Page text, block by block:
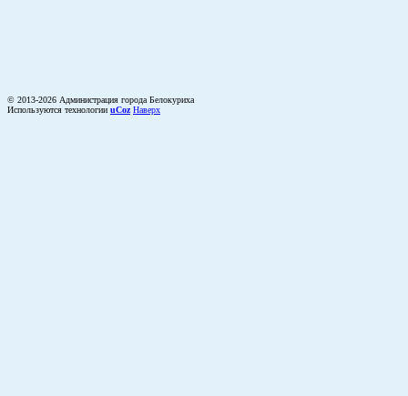
© 2013-2026 Администрация города Белокуриха
Используются технологии uCoz Наверх